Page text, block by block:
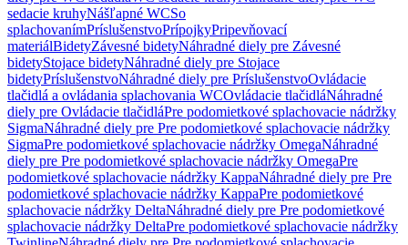
sedacie kruhyNášľapné WCSo
splachovanímPríslušenstvoPrípojkyPripevňovací
materiálBidetyZávesné bidetyNáhradné diely pre Závesné
bidetyStojace bidetyNáhradné diely pre Stojace
bidetyPríslušenstvoNáhradné diely pre PríslušenstvoOvládacie
tlačidlá a ovládania splachovania WCOvládacie tlačidláNáhradné
diely pre Ovládacie tlačidláPre podomietkové splachovacie nádržky
SigmaNáhradné diely pre Pre podomietkové splachovacie nádržky
SigmaPre podomietkové splachovacie nádržky OmegaNáhradné
diely pre Pre podomietkové splachovacie nádržky OmegaPre
podomietkové splachovacie nádržky KappaNáhradné diely pre Pre
podomietkové splachovacie nádržky KappaPre podomietkové
splachovacie nádržky DeltaNáhradné diely pre Pre podomietkové
splachovacie nádržky DeltaPre podomietkové splachovacie nádržky